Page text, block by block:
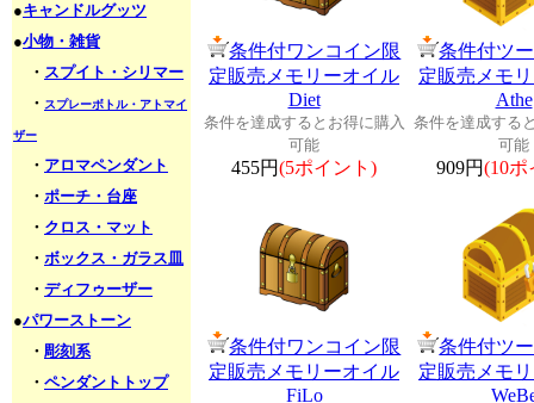
●キャンドルグッツ
●小物・雑貨
・ スプイト・シリマー
・ スプレーボトル・アトマイ
ザー
・ アロマペンダント
・ ポーチ・台座
・ クロス・マット
・ ボックス・ガラス皿
・ ディフゥーザー
●パワーストーン
・ 彫刻系
・ ペンダントトップ
条件付ワンコイン限
定販売メモリーオイル
Diet
条件を達成するとお得に購入
可能
455円(5ポイント)
条件付ツ
定販売メモ
Athe
条件を達成する
可能
909円(10ポ
条件付ワンコイン限
定販売メモリーオイル
FiLo
条件付ツ
定販売メモ